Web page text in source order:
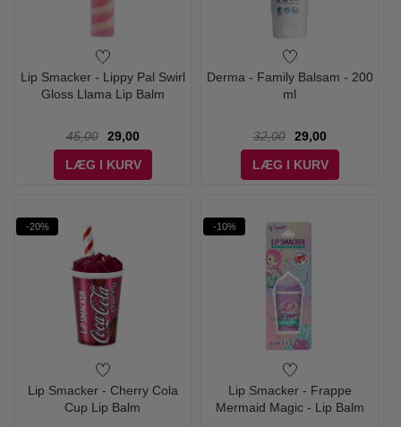
Lip Smacker - Lippy Pal Swirl
Gloss Llama Lip Balm
45,00
29,00
LÆG I KURV
Derma - Family Balsam - 200
ml
32,00
29,00
LÆG I KURV
-20%
Lip Smacker - Cherry Cola
Cup Lip Balm
-10%
Lip Smacker - Frappe
Mermaid Magic - Lip Balm